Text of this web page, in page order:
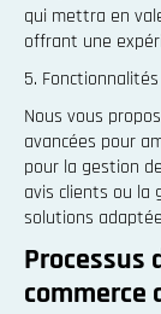
qui mettra en
offrant une
5.
Nous vous
avancées pour
pour la gestion
avis clients ou la
solutions
Processus
commerce